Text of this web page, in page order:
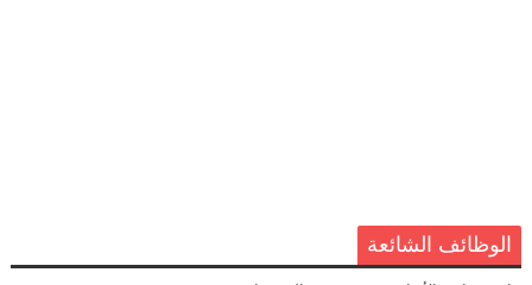
الوظائف الشائعة